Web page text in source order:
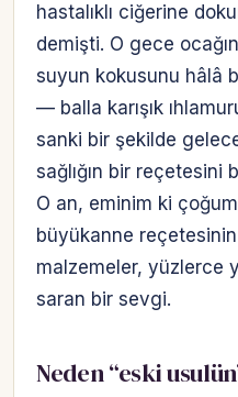
hastalıklı ciğerine
demişti. O gece
suyun kokusunu hâlâ
— balla karışık
sanki bir şekilde
sağlığın bir reçetesini
O an, eminim ki
büyükanne reçetesinin
malzemeler, yüzlerce
saran bir sevgi.
Neden “eski